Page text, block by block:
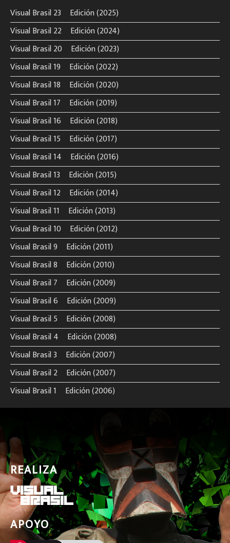
Visual Brasil 23º Edición (2025)
Visual Brasil 22º Edición (2024)
Visual Brasil 20º Edición (2023)
Visual Brasil 19º Edición (2022)
Visual Brasil 18º Edición (2020)
Visual Brasil 17º Edición (2019)
Visual Brasil 16º Edición (2018)
Visual Brasil 15º Edición (2017)
Visual Brasil 14º Edición (2016)
Visual Brasil 13º Edición (2015)
Visual Brasil 12º Edición (2014)
Visual Brasil 11º Edición (2013)
Visual Brasil 10º Edición (2012)
Visual Brasil 9º Edición (2011)
Visual Brasil 8º Edición (2010)
Visual Brasil 7º Edición (2009)
Visual Brasil 6º Edición (2009)
Visual Brasil 5º Edición (2008)
Visual Brasil 4º Edición (2008)
Visual Brasil 3º Edición (2007)
Visual Brasil 2º Edición (2007)
Visual Brasil 1º Edición (2006)
REALIZA
APOYO